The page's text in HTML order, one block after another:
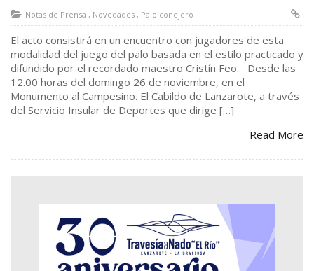
Notas de Prensa , Novedades , Palo conejero
El acto consistirá en un encuentro con jugadores de esta
modalidad del juego del palo basada en el estilo practicado y
difundido por el recordado maestro Cristín Feo. Desde las
12.00 horas del domingo 26 de noviembre, en el
Monumento al Campesino. El Cabildo de Lanzarote, a través
del Servicio Insular de Deportes que dirige […]
Read More